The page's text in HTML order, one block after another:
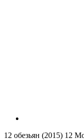
12 обезьян (2015) 12